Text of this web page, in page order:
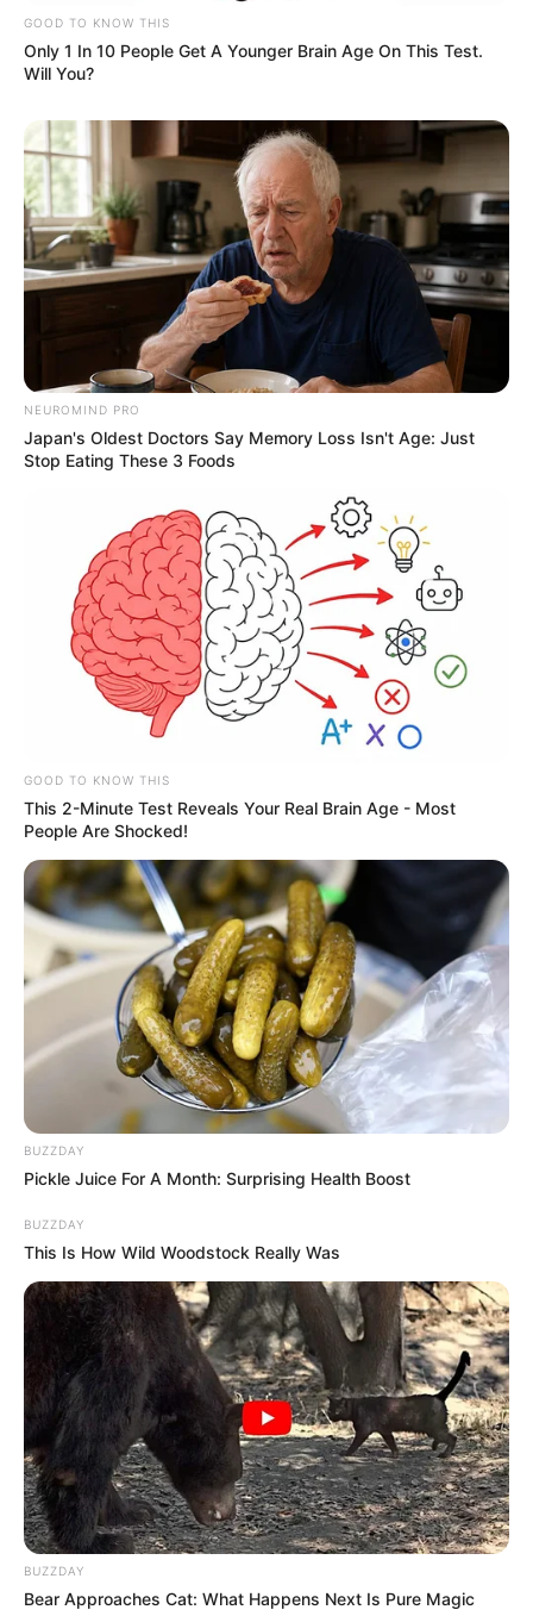
GOOD TO KNOW THIS
Only 1 In 10 People Get A Younger Brain Age On This Test.
Will You?
NEUROMIND PRO
Japan's Oldest Doctors Say Memory Loss Isn't Age: Just
Stop Eating These 3 Foods
GOOD TO KNOW THIS
This 2-Minute Test Reveals Your Real Brain Age - Most
People Are Shocked!
BUZZDAY
Pickle Juice For A Month: Surprising Health Boost
BUZZDAY
This Is How Wild Woodstock Really Was
BUZZDAY
Bear Approaches Cat: What Happens Next Is Pure Magic